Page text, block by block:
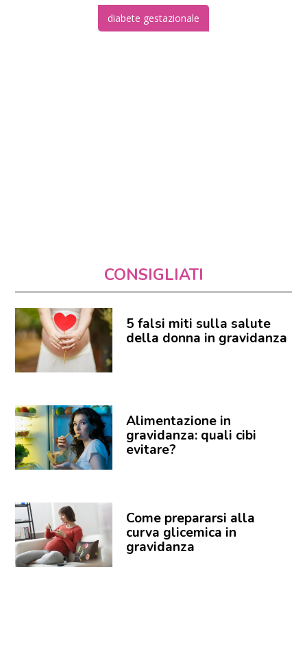
diabete gestazionale
CONSIGLIATI
5 falsi miti sulla salute
della donna in gravidanza
Alimentazione in
gravidanza: quali cibi
evitare?
Come prepararsi alla
curva glicemica in
gravidanza